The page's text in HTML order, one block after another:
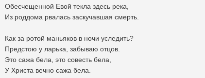
Обесчещенной Евой текла здесь река,
Из роддома рвалась заскучавшая смерть.
Как за ротой маньяков в ночи уследить?
Предстою у ларька, забываю отцов.
Это сажа бела, это совесть бела,
У Христа вечно сажа бела.